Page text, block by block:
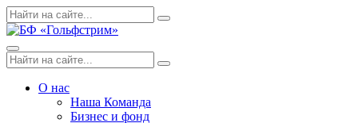
Skip
to
Поиск
по:
Search
Menu
Поиск
по:
Search
О нас
Наша Команда
Бизнес и фонд